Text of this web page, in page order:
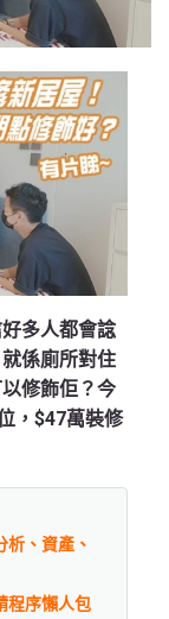
多人都會諗
係廁所對住
修飾佢？今
，$47萬裝修
析、資產、
程序懶人包